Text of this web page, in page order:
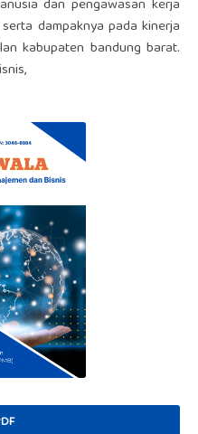
dan pengawasan kerja
dampaknya pada kinerja
kabupaten bandung barat.